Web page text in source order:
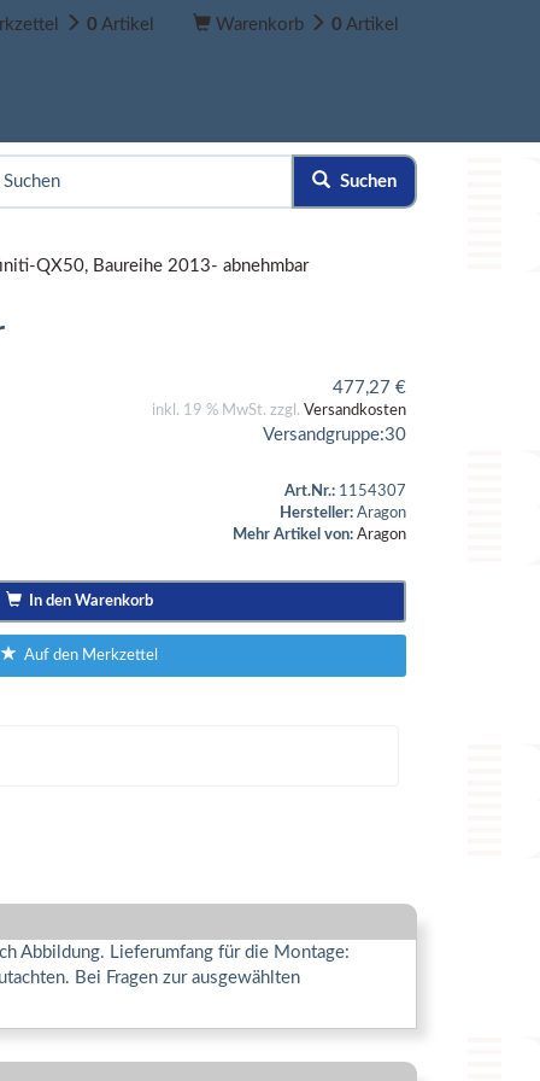
0 Artikel Warenkorb 0 Artikel
Suchen
QX50, Baureihe 2013- abnehmbar
477,27 €
inkl. 19 % MwSt. zzgl. Versandkosten
Versandgruppe:30
Art.Nr.: 1154307
Hersteller: Aragon
Mehr Artikel von: Aragon
In den Warenkorb
Auf den Merkzettel
Abbildung. Lieferumfang für die Montage:
Bei Fragen zur ausgewählten